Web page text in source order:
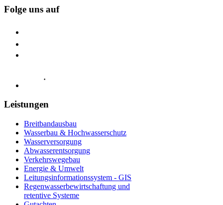
Folge uns auf
Leistungen
Breitbandausbau
Wasserbau & Hochwasserschutz
Wasserversorgung
Abwasserentsorgung
Verkehrswegebau
Energie & Umwelt
Leitungsinformationssystem - GIS
Regenwasserbewirtschaftung und
retentive Systeme